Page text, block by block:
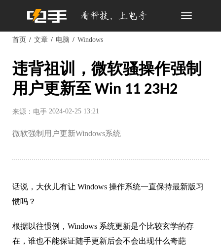
Toggle
首页 文章 电脑 Windows
违背祖训，微软骚操作强制
用户更新至 Win 11 23H2
来源：电手 2024-02-25 13:21
微软强制用户更新Windows系统
话说，大伙儿有让 Windows 操作系统一直保持最新版习
惯吗？
根据以往惯例，Windows 系统更新是个比较玄学的存
在，谁也不能保证随手更新后会不会出现什么奇葩